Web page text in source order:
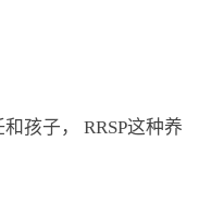
孩子， RRSP这种养